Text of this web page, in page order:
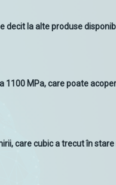
la alte produse
MPa, care poate
care cubic a trecut în